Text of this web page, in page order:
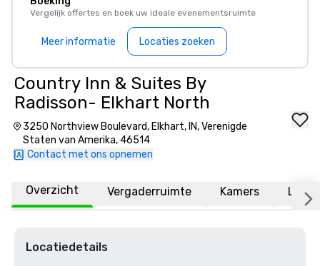
Vergelijk offertes en boek uw ideale evenementsruimte
Meer informatie Locaties zoeken
Country Inn & Suites By
Radisson- Elkhart North
3250 Northview Boulevard, Elkhart, IN, Verenigde
Staten van Amerika, 46514
Contact met ons opnemen
Overzicht Vergaderruimte Kamers
Locatiedetails